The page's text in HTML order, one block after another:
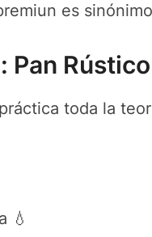
es
Pan
toda la
💧